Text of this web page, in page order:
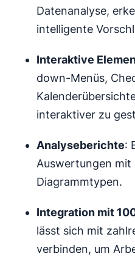
Datenanalyse,
intelligente
Interaktive
down-Menüs,
interaktiver zu
Analyseberichte:
Auswertungen mit
Diagrammtypen.
Integration mit
lässt sich mit
verbinden, um